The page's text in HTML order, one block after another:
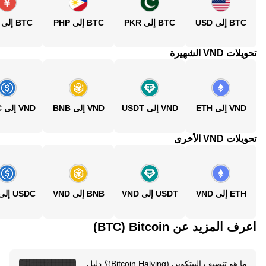
BTC إلى USD BTC إلى PKR BTC إلى PHP BTC إلى CNY
تحويلات VND الشهيرة
VND إلى ETH VND إلى USDT VND إلى BNB VND إلى USDC
تحويلات VND الأخرى
ETH إلى VND USDT إلى VND BNB إلى VND USDC إلى VND
اعرف المزيد عن‏ Bitcoin (‏BTC)
ما هو تنصيف البيتكوين (Bitcoin Halving)؟ دليل